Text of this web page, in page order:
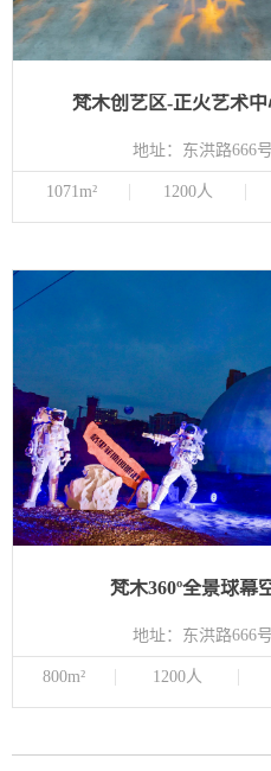
梵木创艺区-正火艺术
地址：东洪路666号
1071m² 1200人
梵木360º全景球幕
地址：东洪路666号
800m² 1200人